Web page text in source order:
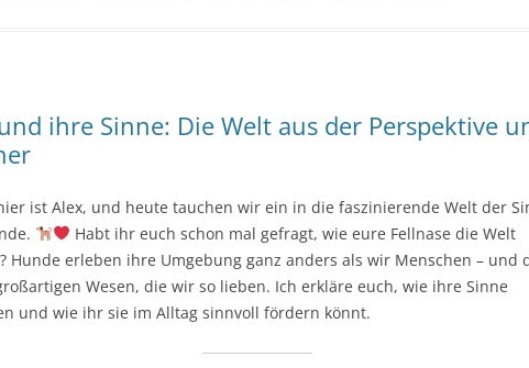
ihre Sinne: Die Welt aus der Perspektive
ist Alex, und heute tauchen wir ein in die faszinierende Welt der
Habt ihr euch schon mal gefragt, wie eure Fellnase die Welt
Hunde erleben ihre Umgebung ganz anders als wir Menschen – und
Wesen, die wir so lieben. Ich erkläre euch, wie ihre Sinne
und wie ihr sie im Alltag sinnvoll fördern könnt.